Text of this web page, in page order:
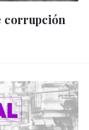
corrupción